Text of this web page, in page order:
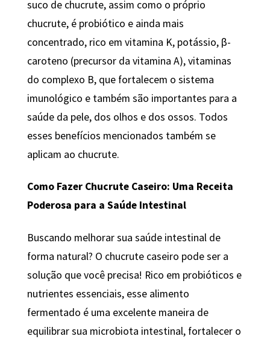
suco de chucrute, assim como o próprio
chucrute, é probiótico e ainda mais
concentrado, rico em vitamina K, potássio, β-
caroteno (precursor da vitamina A), vitaminas
do complexo B, que fortalecem o sistema
imunológico e também são importantes para a
saúde da pele, dos olhos e dos ossos. Todos
esses benefícios mencionados também se
aplicam ao chucrute.
Como Fazer Chucrute Caseiro: Uma Receita
Poderosa para a Saúde Intestinal
Buscando melhorar sua saúde intestinal de
forma natural? O chucrute caseiro pode ser a
solução que você precisa! Rico em probióticos e
nutrientes essenciais, esse alimento
fermentado é uma excelente maneira de
equilibrar sua microbiota intestinal, fortalecer o